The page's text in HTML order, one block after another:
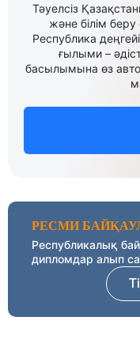
Тәуелсіз
және білім
Республика
ғылыми –
басылымына өз
РЕСМИ
Республикалық
дипломдар алып